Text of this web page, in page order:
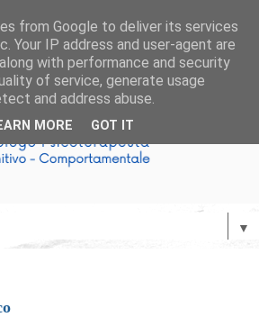
▼
from Google to deliver its services
Your IP address and user-agent are
with performance and security
of service, generate usage
and address abuse.
MORE GOT IT